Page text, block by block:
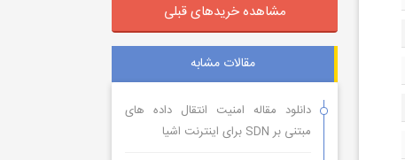
مشاهده خریدهای قبلی
مقالات مشابه
دانلود مقاله امنیت انتقال داده های
مبتنی بر SDN برای اینترنت اشیا